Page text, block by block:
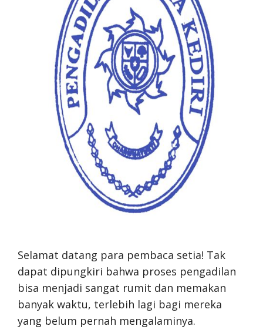
Selamat datang para pembaca setia! Tak
dapat dipungkiri bahwa proses pengadilan
bisa menjadi sangat rumit dan memakan
banyak waktu, terlebih lagi bagi mereka
yang belum pernah mengalaminya.